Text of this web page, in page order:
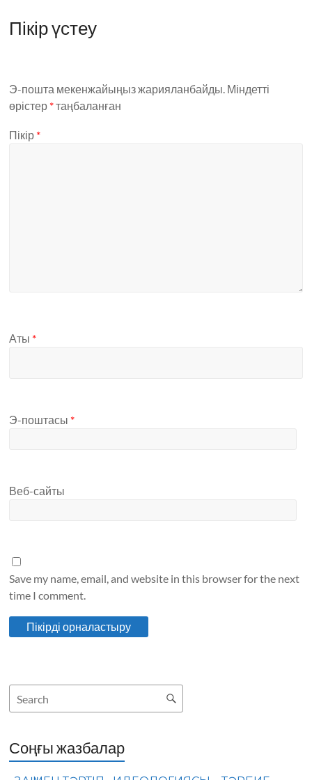
Пікір үстеу
Э-пошта мекенжайыңыз жарияланбайды. Міндетті
өрістер *таңбаланған
Пікір *
Аты *
Э-поштасы *
Веб-сайты
Save my name, email, and website in this browser for the next
time I comment.
Соңғы жазбалар